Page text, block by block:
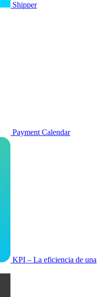
Shipper
Payment Calendar
KPI – La eficiencia de una